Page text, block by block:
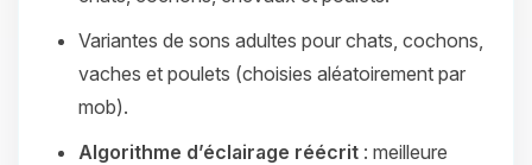
Variantes de sons adultes pour chats, cochons,
vaches et poulets (choisies aléatoirement par
mob).
Algorithme d’éclairage réécrit : meilleure